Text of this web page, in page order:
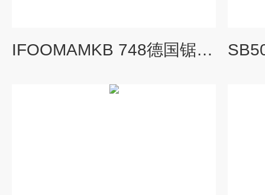
IFOOMAMKB 748德国锯骨设备